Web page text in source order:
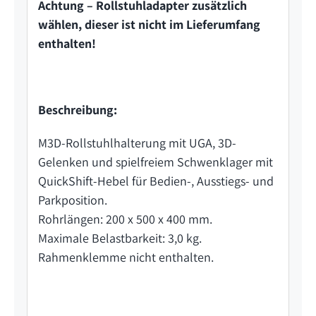
Achtung – Rollstuhladapter zusätzlich
wählen, dieser ist nicht im Lieferumfang
enthalten!
Beschreibung:
M3D-Rollstuhlhalterung mit UGA, 3D-
Gelenken und spielfreiem Schwenklager mit
QuickShift-Hebel für Bedien-, Ausstiegs- und
Parkposition.
Rohrlängen: 200 x 500 x 400 mm.
Maximale Belastbarkeit: 3,0 kg.
Rahmenklemme nicht enthalten.